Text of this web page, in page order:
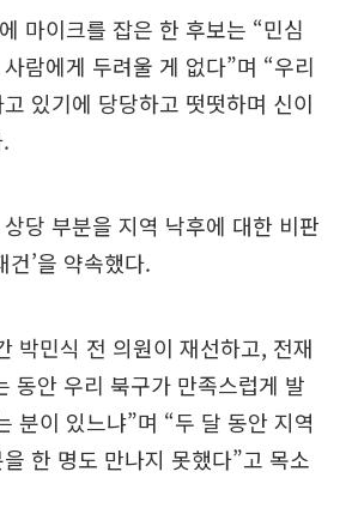
마이크를 잡은 한 후보는 “민심
람에게 두려울 게 없다”며 “우리
있기에 당당하고 떳떳하며 신이
당 부분을 지역 낙후에 대한 비판
건’을 약속했다.
박민식 전 의원이 재선하고, 전재
동안 우리 북구가 만족스럽게 발
분이 있느냐”며 “두 달 동안 지역
한 명도 만나지 못했다”고 목소